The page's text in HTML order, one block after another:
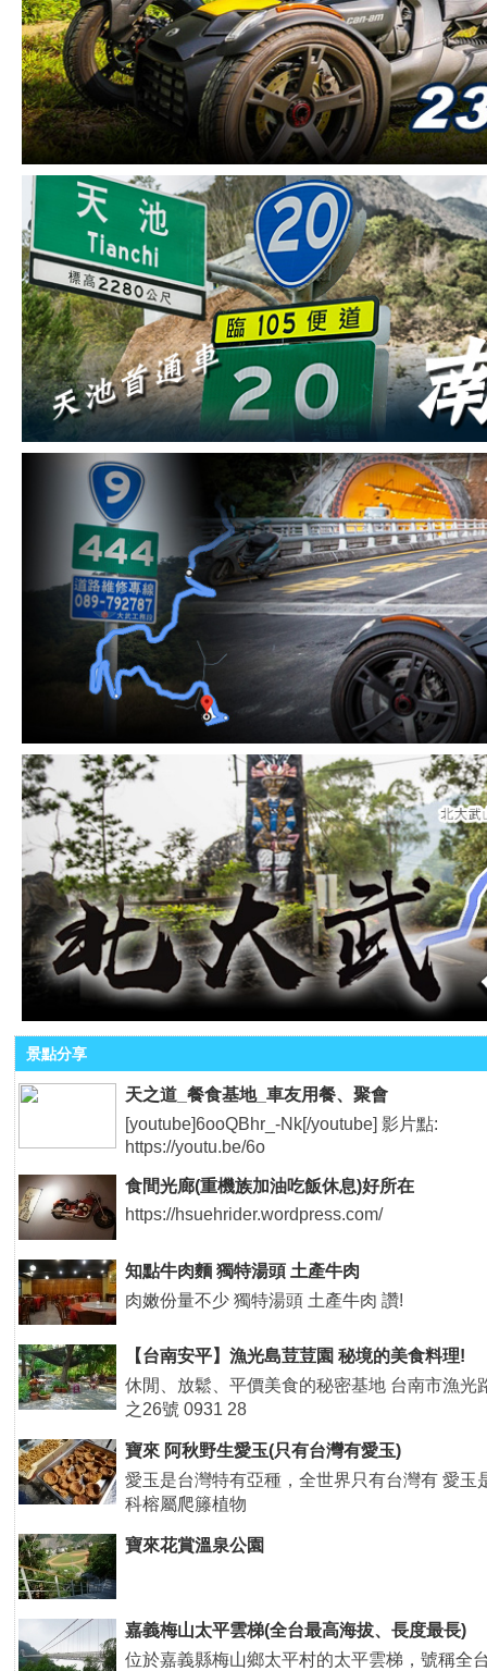
景點分享
天之道_餐食基地_車友用餐、聚會
[youtube]6ooQBhr_-Nk[/youtube] 影片點:
https://youtu.be/6o
食間光廊(重機族加油吃飯休息)好所在
https://hsuehrider.wordpress.com/
知點牛肉麵 獨特湯頭 土產牛肉
肉嫩份量不少 獨特湯頭 土產牛肉 讚!
【台南安平】漁光島荳荳園 秘境的美食料理!
休閒、放鬆、平價美食的秘密基地 台南市漁光
之26號 0931 28
寶來 阿秋野生愛玉(只有台灣有愛玉)
愛玉是台灣特有亞種，全世界只有台灣有 愛玉
科榕屬爬籐植物
寶來花賞溫泉公園
嘉義梅山太平雲梯(全台最高海拔、長度最長)
位於嘉義縣梅山鄉太平村的太平雲梯，號稱全